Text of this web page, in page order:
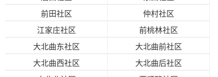
前田社区
仲村社区
江家庄社区
前桃林社区
大北曲东社区
大北曲前社区
大北曲西社区
大北曲后社区